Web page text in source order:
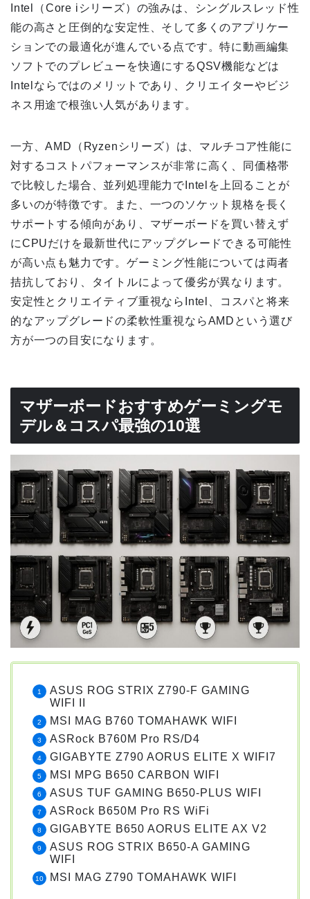
Intel（Core iシリーズ）の強みは、シングルスレッド性
能の高さと圧倒的な安定性、そして多くのアプリケー
ションでの最適化が進んでいる点です。特に動画編集
ソフトでのプレビューを快適にするQSV機能などは
Intelならではのメリットであり、クリエイターやビジ
ネス用途で根強い人気があります。
一方、AMD（Ryzenシリーズ）は、マルチコア性能に
対するコストパフォーマンスが非常に高く、同価格帯
で比較した場合、並列処理能力でIntelを上回ることが
多いのが特徴です。また、一つのソケット規格を長く
サポートする傾向があり、マザーボードを買い替えず
にCPUだけを最新世代にアップグレードできる可能性
が高い点も魅力です。ゲーミング性能については両者
拮抗しており、タイトルによって優劣が異なります。
安定性とクリエイティブ重視ならIntel、コスパと将来
的なアップグレードの柔軟性重視ならAMDという選び
方が一つの目安になります。
マザーボードおすすめゲーミングモ
デル＆コスパ最強の10選
ASUS ROG STRIX Z790-F GAMING
WIFI II
MSI MAG B760 TOMAHAWK WIFI
ASRock B760M Pro RS/D4
GIGABYTE Z790 AORUS ELITE X WIFI7
MSI MPG B650 CARBON WIFI
ASUS TUF GAMING B650-PLUS WIFI
ASRock B650M Pro RS WiFi
GIGABYTE B650 AORUS ELITE AX V2
ASUS ROG STRIX B650-A GAMING
WIFI
MSI MAG Z790 TOMAHAWK WIFI